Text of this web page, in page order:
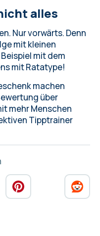
alles
Nur vorwärts. Denn
mit kleinen
mit dem
mit Ratatype!
machen
über
mehr Menschen
Tipptrainer